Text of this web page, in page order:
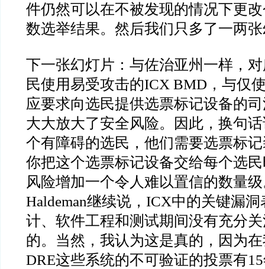
件仍然可以在不被发现的情况下更
数选举结果。然后我们只多了一两
下一张幻灯片：与佐治亚州一样，
民使用易受攻击的ICX BMD ，与仅
应要求向选民提供选票标记设备的
大大放大了安全风险。因此，换句
个有障碍的选民，他们需要选票标
你把这个选票标记设备交给每个选
风险增加一个令人难以置信的数量
Haldeman继续说， ICX中的关键漏
计、软件工程和测试期间没有充分
的。当然，我认为这是真的，因为
DRE这些系统的不可验证的投票有15